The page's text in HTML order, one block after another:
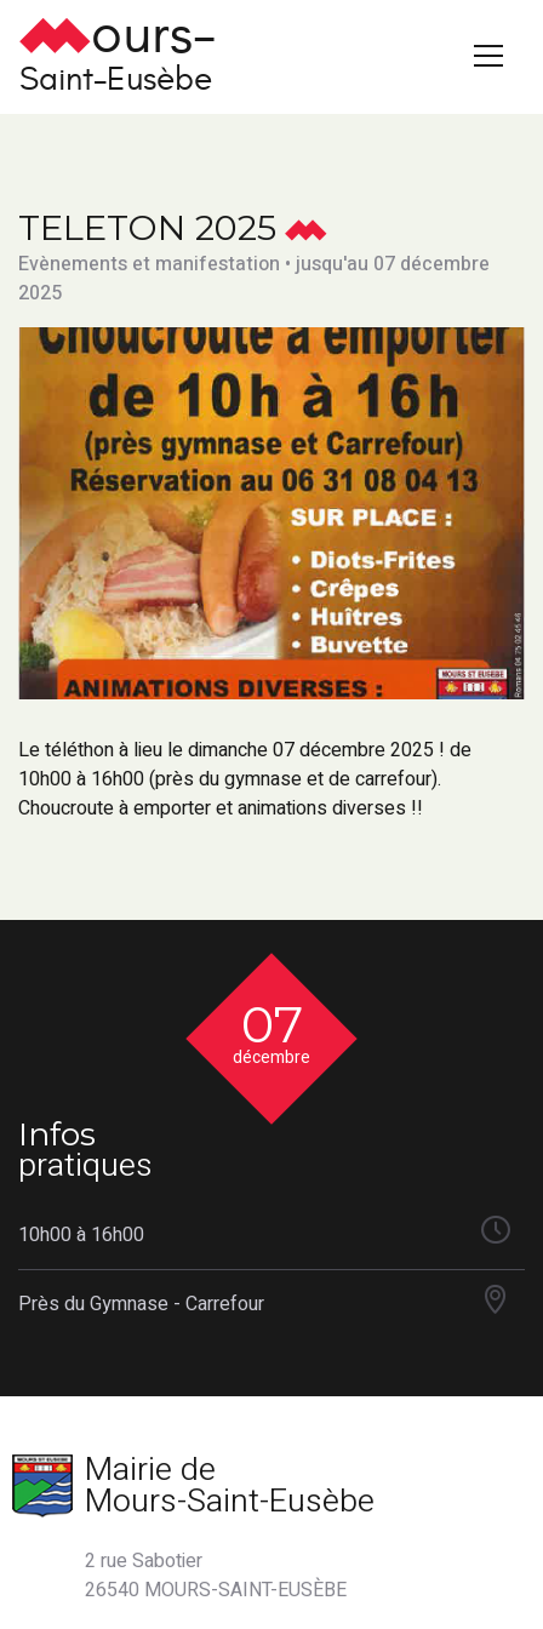
ours-
Saint-Eusèbe
TELETON 2025
Evènements et manifestation • jusqu'au 07 décembre
2025
Le téléthon à lieu le dimanche 07 décembre 2025 ! de
10h00 à 16h00 (près du gymnase et de carrefour).
Choucroute à emporter et animations diverses !!
07
décembre
Infos
pratiques
10h00 à 16h00
Près du Gymnase - Carrefour
Mairie de
Mours-Saint-Eusèbe
2 rue Sabotier
26540 MOURS-SAINT-EUSÈBE